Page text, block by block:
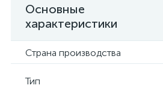
Основные
характеристики
Страна производства
Тип